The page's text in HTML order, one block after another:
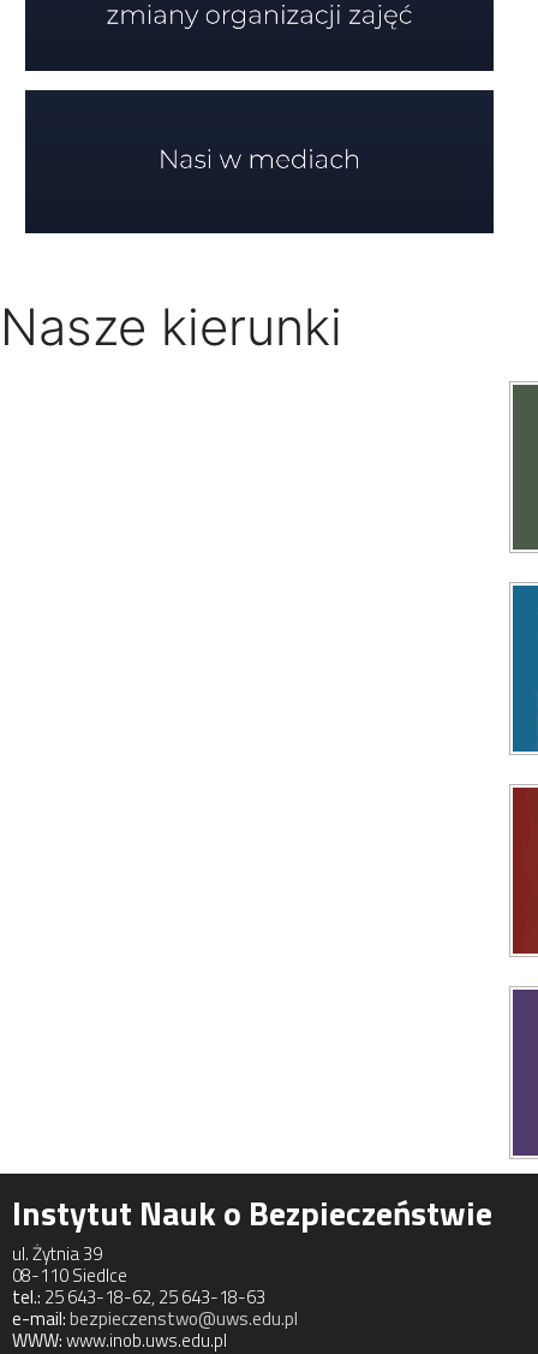
Nasze kierunki
Instytut Nauk o Bezpieczeństwie
ul. Żytnia 39
08-110 Siedlce
tel.: 25 643-18-62, 25 643-18-63
e-mail:bezpieczenstwo@uws.edu.pl
WWW:www.inob.uws.edu.pl